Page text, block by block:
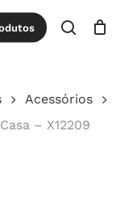
procurar
Close
Acessórios
– X12209